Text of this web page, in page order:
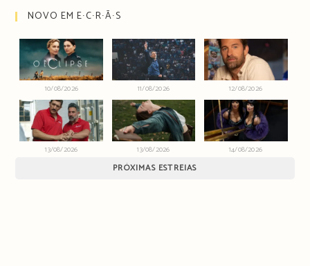
NOVO EM E∙C∙R∙Ã∙S
10/08/2026 11/08/2026 12/08/2026
13/08/2026 13/08/2026 14/08/2026
PRÓXIMAS ESTREIAS